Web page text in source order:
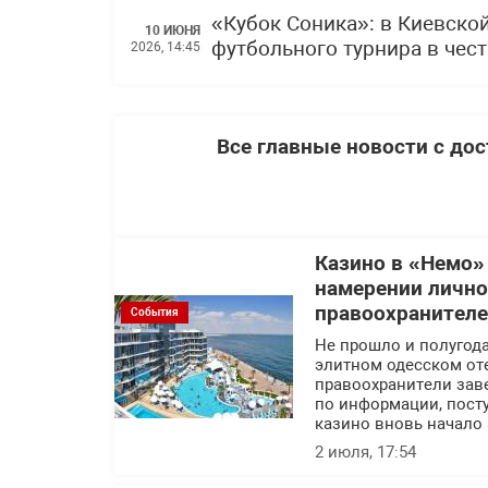
10 ИЮНЯ
2026, 14:45
«Кубок Соника»: в
футбольного турнира в
Все главные новости с
События
Казино в
намерении
Не прошло и
элитном одесском
правоохранители
по информации,
казино вновь начало
2 июля, 17:54